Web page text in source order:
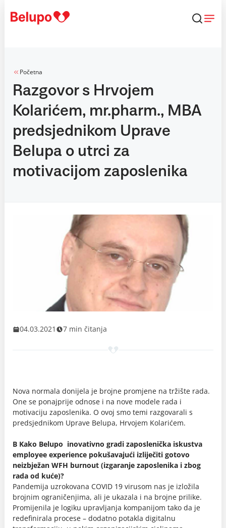
Početna
Razgovor s Hrvojem
Kolarićem, mr.pharm., MBA
predsjednikom Uprave
Belupa o utrci za
motivacijom zaposlenika
04.03.2021 7 min čitanja
Nova normala donijela je brojne promjene na tržište rada.
One se ponajprije odnose i na nove modele rada i
motivaciju zaposlenika. O ovoj smo temi razgovarali s
predsjednikom Uprave Belupa, Hrvojem Kolarićem.
B Kako Belupo inovativno gradi zaposlenička iskustva
employee experience pokušavajući izliječiti gotovo
neizbježan WFH burnout (izgaranje zaposlenika i zbog
rada od kuće)?
Pandemija uzrokovana COVID 19 virusom nas je izložila
brojnim ograničenjima, ali je ukazala i na brojne prilike.
Promijenila je logiku upravljanja kompanijom tako da je
redefinirala procese – dodatno potakla digitalnu